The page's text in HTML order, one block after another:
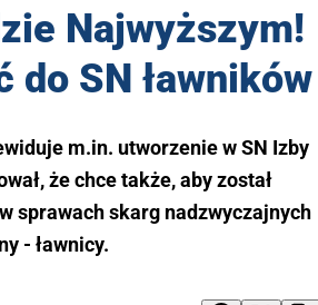
Najwyższym!
SN ławników
m.in. utworzenie w SN Izby
że chce także, aby został
sprawach skarg nadzwyczajnych
- ławnicy.